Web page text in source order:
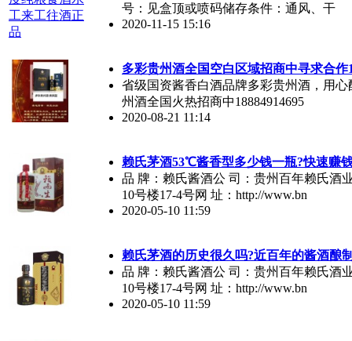
号：见盒顶或喷码储存条件：通风、干
2020-11-15 15:16
多彩贵州酒全国空白区域招商中寻求合作
省级国资酱香白酒品牌多彩贵州酒，用
州酒全国火热招商中18884914695
2020-08-21 11:14
赖氏茅酒53℃酱香型多少钱一瓶?快速赚
品 牌：赖氏酱酒公 司：贵州百年赖氏酒
10号楼17-4号网 址：http://www.bn
2020-05-10 11:59
赖氏茅酒的历史很久吗?近百年的酱酒酿
品 牌：赖氏酱酒公 司：贵州百年赖氏酒
10号楼17-4号网 址：http://www.bn
2020-05-10 11:59